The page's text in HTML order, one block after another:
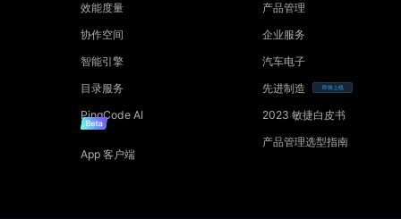
效能度量
协作空间
智能引擎
目录服务
PingCode AI
App 客户端
产品管理
企业服务
汽车电子
先进制造
即将上线
2023 敏捷白皮书
产品管理选型指南